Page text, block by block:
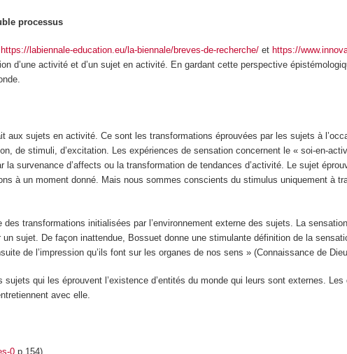
processus
https://labiennale-education.eu/la-biennale/breves-de-recherche/ et https://
d’une activité et d’un sujet en activité. En gardant cette perspective
aux sujets en activité. Ce sont lestransformations éprouvées par les sujets à
destimuli, d’excitation. Les expériences de sensation concernent le« soi-en-
la survenance d’affectsou la transformation de tendances d’activité. Le sujet
à un moment donné. Mais nous sommes conscients du stimulus uniquement à
des transformations initialisées parl’environnement externedes sujets. La
un sujet . De façon inattendue, Bossuet donne une stimulante définition de la
de l’impression qu’ils font sur les organes de nos sens » (Connaissance de
qui les éprouvent l’existence d’entités du monde qui leurs sont externes.
avec elle.
0 p.154)